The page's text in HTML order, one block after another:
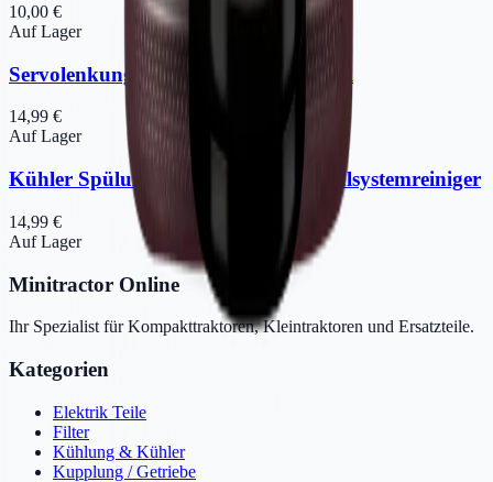
10,00 €
Auf Lager
Servolenkungsöl-Leckstopper | 250 ml
14,99 €
Auf Lager
Kühler Spülung | Professioneller Kühlsystemreiniger
14,99 €
Auf Lager
Minitractor Online
Ihr Spezialist für Kompakttraktoren, Kleintraktoren und Ersatzteile.
Kategorien
Elektrik Teile
Filter
Kühlung & Kühler
Kupplung / Getriebe